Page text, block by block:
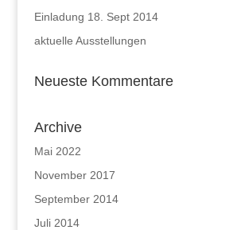
Einladung 18. Sept 2014
aktuelle Ausstellungen
Neueste Kommentare
Archive
Mai 2022
November 2017
September 2014
Juli 2014